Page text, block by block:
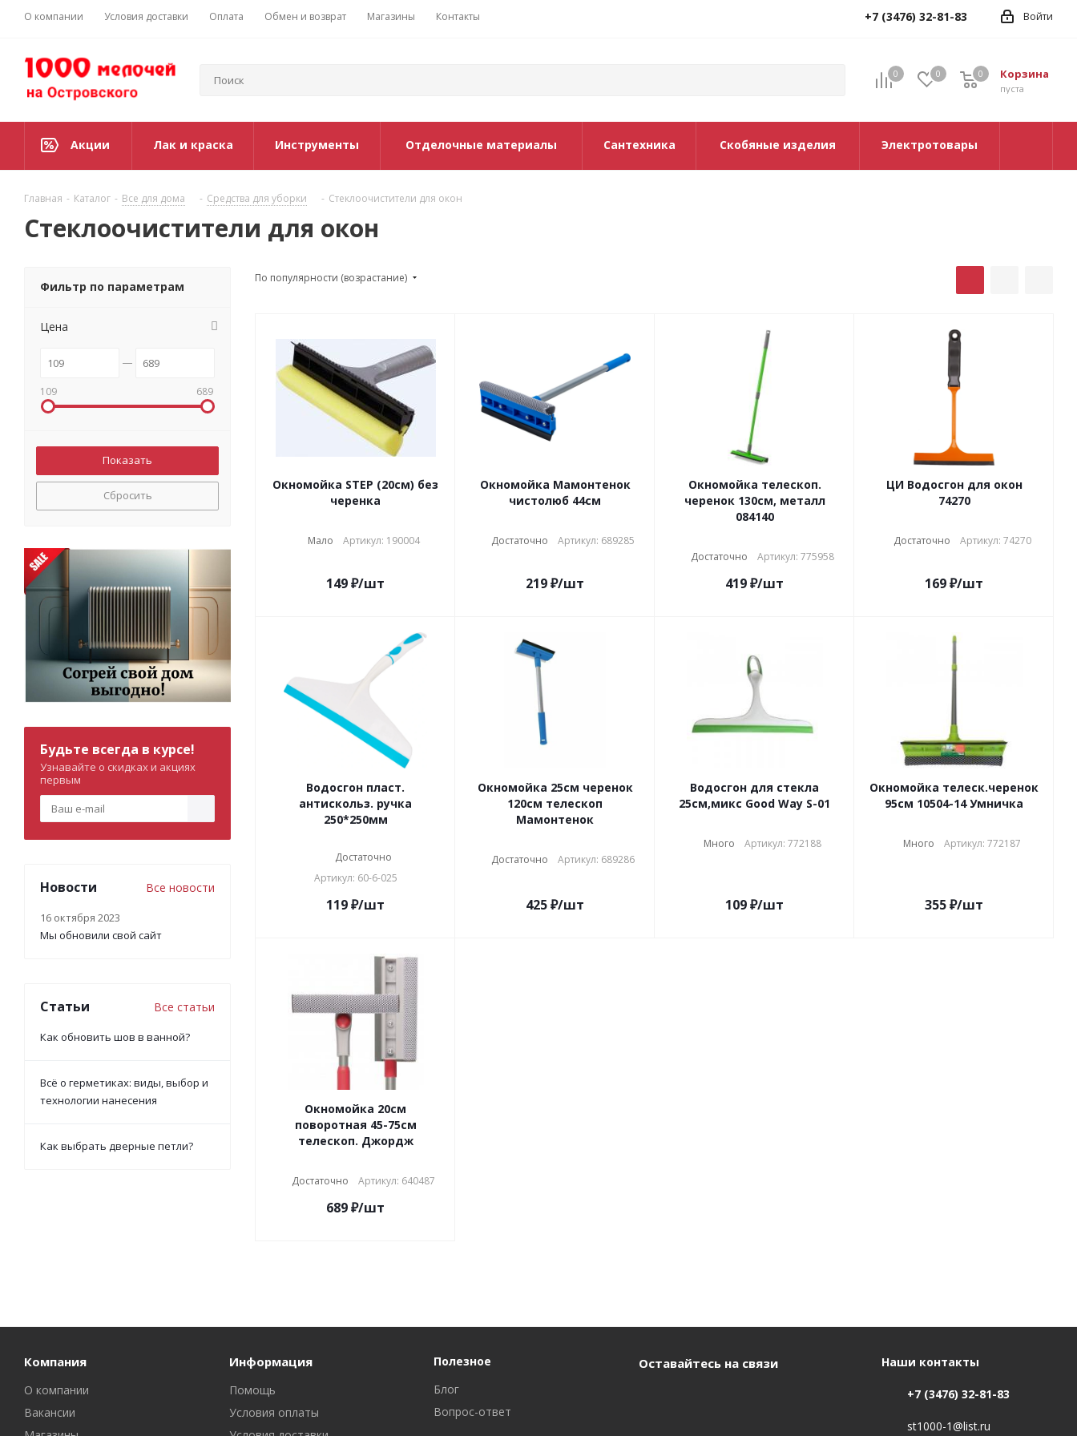
О компании Условия доставки Оплата Обмен и возврат Магазины Контакты Войти
+7 (3476) 32-81-83
0 0 Корзина
0
пуста
0
Акции Лак и краска Инструменты Отделочные материалы Сантехника Скобяные изделия Электротовары
Главная - Каталог - Все для дома - Средства для уборки - Стеклоочистители для окон
Стеклоочистители для окон
По популярности (возрастание)
Окномойка STEP (20см) без
черенка
Мало Артикул: 190004
149₽/шт
Окномойка Мамонтенок
чистолюб 44см
Достаточно Артикул: 689285
219₽/шт
Окномойка телескоп.
черенок 130см, металл
084140
Достаточно Артикул: 775958
419₽/шт
ЦИ Водосгон для окон
74270
Достаточно Артикул: 74270
169₽/шт
Водосгон пласт.
антискольз. ручка
250*250мм
Достаточно
Артикул: 60-6-025
119₽/шт
Окномойка 25см черенок
120см телескоп
Мамонтенок
Достаточно Артикул: 689286
425₽/шт
Водосгон для стекла
25см,микс Good Way S-01
Много Артикул: 772188
109₽/шт
Окномойка телеск.черенок
95см 10504-14 Умничка
Много Артикул: 772187
355₽/шт
Окномойка 20см
поворотная 45-75см
телескоп. Джордж
Достаточно Артикул: 640487
689₽/шт
Фильтр по параметрам
Цена
109 689
Сбросить
Будьте всегда в курсе!
Узнавайте о скидках и акциях
первым
Новости Все новости
16 октября 2023
Мы обновили свой сайт
Статьи Все статьи
Как обновить шов в ванной?
Всё о герметиках: виды, выбор и
технологии нанесения
Как выбрать дверные петли?
Компания
О компании
Вакансии
Информация
Помощь
Условия оплаты
Полезное
Блог
Вопрос-ответ
Оставайтесь на связи Наши контакты
+7 (3476) 32-81-83
st1000-1@list.ru